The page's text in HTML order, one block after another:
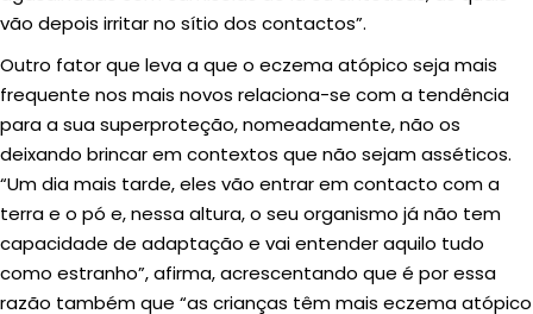
vão depois irritar no sítio dos contactos”.
Outro fator que leva a que o eczema atópico seja mais
frequente nos mais novos relaciona-se com a tendência
para a sua superproteção, nomeadamente, não os
deixando brincar em contextos que não sejam asséticos.
“Um dia mais tarde, eles vão entrar em contacto com a
terra e o pó e, nessa altura, o seu organismo já não tem
capacidade de adaptação e vai entender aquilo tudo
como estranho”, afirma, acrescentando que é por essa
razão também que “as crianças têm mais eczema atópico